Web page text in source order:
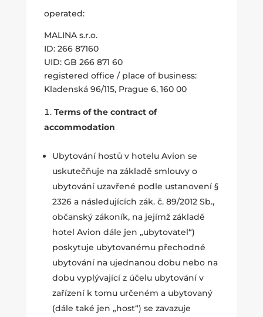
operated:
MALINA s.r.o.
ID: 266 87160
UID: GB 266 871 60
registered office / place of business:
Kladenská 96/115, Prague 6, 160 00
Terms of the contract of
accommodation
Ubytování hostů v hotelu Avion se
uskutečňuje na základě smlouvy o
ubytování uzavřené podle ustanovení §
2326 a následujících zák. č. 89/2012 Sb.,
občanský zákoník, na jejímž základě
hotel Avion dále jen „ubytovatel“)
poskytuje ubytovanému přechodné
ubytování na ujednanou dobu nebo na
dobu vyplývající z účelu ubytování v
zařízení k tomu určeném a ubytovaný
(dále také jen „host“) se zavazuje